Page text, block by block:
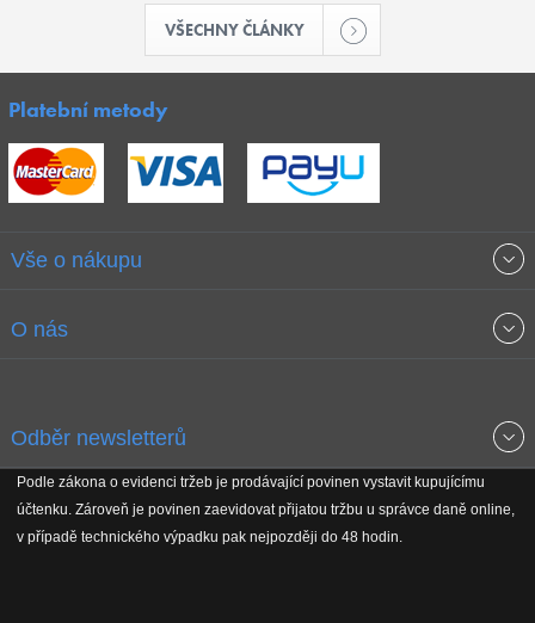
VŠECHNY ČLÁNKY
Platební metody
Vše o nákupu
Obchodní podmínky
Reklamační řád
O nás
Koho podporujeme
Odběr newsletterů
Získejte přehled o novinkách, slevách, akčním zboží a upozornění
na nové články v magazínu!
Podle zákona o evidenci tržeb je prodávající povinen vystavit kupujícímu
účtenku. Zároveň je povinen zaevidovat přijatou tržbu u správce daně online,
v případě technického výpadku pak nejpozději do 48 hodin.